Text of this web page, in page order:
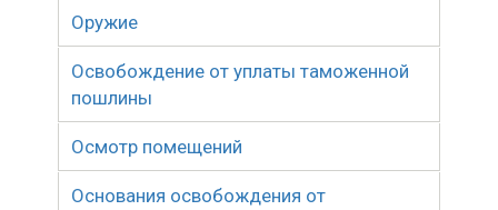
Оружие
Освобождение от уплаты таможенной
пошлины
Осмотр помещений
Основания освобождения от